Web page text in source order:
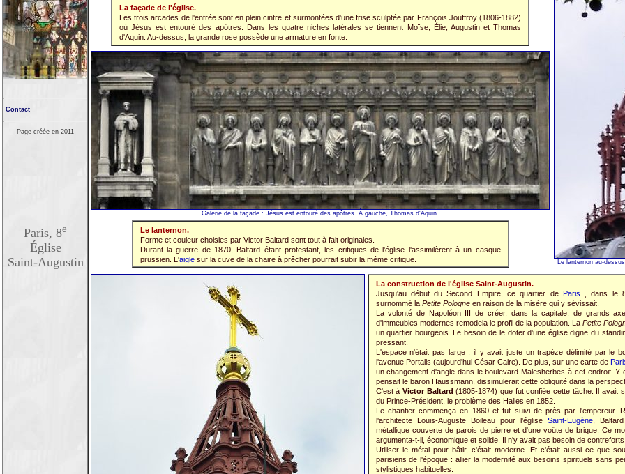
Contact
Page créée en 2011
Paris, 8e
Église
Saint-Augustin
La façade de l'église.
Les trois arcades de l'entrée sont en plein cintre et surmontées d'une frise sculptée par François Jouffroy (1806-1882)
où Jésus est entouré des apôtres. Dans les quatre niches latérales se tiennent Moïse, Élie, Augustin et Thomas
d'Aquin. Au-dessus, la grande rose possède une armature en fonte.
Galerie de la façade : Jésus est entouré des apôtres. À gauche, Thomas d'Aquin.
Le lanternon.
Forme et couleur choisies par Victor Baltard sont tout à fait originales.
Durant la guerre de 1870, Baltard étant protestant, les critiques de l'église l'assimilèrent à un casque
prussien. L'aiglesur la cuve de la chaire à prêcher pourrait subir la même critique. Le lanternon au-
La construction de l'église Saint-Augustin.
Jusqu'au début du Second Empire, ce quartier de Paris , dans le
surnommé la Petite Pologneen raison de la misère qui y sévissait.
La volonté de Napoléon III de créer, dans la capitale, de grands
d'immeubles modernes remodela le profil de la population. La Petite
un quartier bourgeois. Le besoin de le doter d'une église digne du
pressant.
L'espace n'était pas large : il y avait juste un trapèze délimité par le
l'avenue Portalis (aujourd'hui César Caire). De plus, sur une carte de
un changement d'angle dans le boulevard Malesherbes à cet endroit. Y
pensait le baron Haussmann, dissimulerait cette obliquité dans la
C'est à Victor Baltard (1805-1874) que fut confiée cette tâche. Il avait
du Prince-Président, le problème des Halles en 1852.
Le chantier commença en 1860 et fut suivi de près par l'empereur.
l'architecte Louis-Auguste Boileau pour l'église Saint-Eugène,
métallique couverte de parois de pierre et d'une voûte de brique. Ce
argumenta-t-il, économique et solide. Il n'y avait pas besoin de
Utiliser le métal pour bâtir, c'était moderne. Et c'était aussi ce que
parisiens de l'époque : allier la modernité aux besoins spirituels sans
stylistiques habituelles.